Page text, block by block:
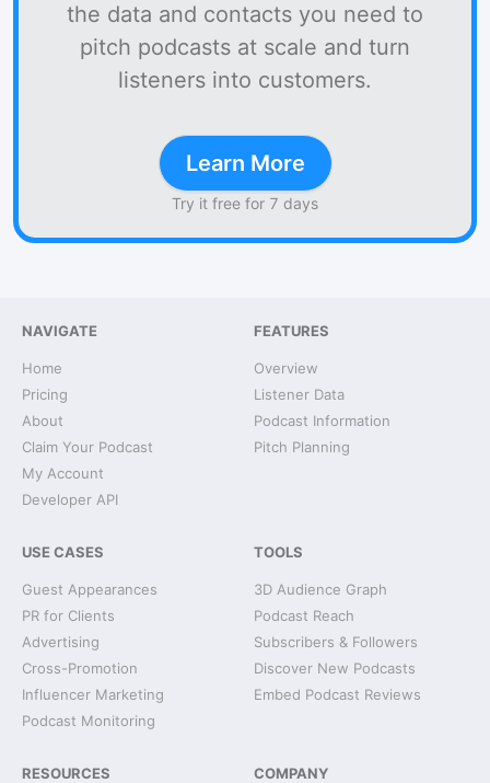
the data and contacts you need to
pitch podcasts at scale and turn
listeners into customers.
Learn More
Try it free for 7 days
NAVIGATE
Home
Pricing
About
Claim Your Podcast
My Account
Developer API
FEATURES
Overview
Listener Data
Podcast Information
Pitch Planning
USE CASES
Guest Appearances
PR for Clients
Advertising
Cross-Promotion
Influencer Marketing
Podcast Monitoring
TOOLS
3D Audience Graph
Podcast Reach
Subscribers & Followers
Discover New Podcasts
Embed Podcast Reviews
RESOURCES COMPANY